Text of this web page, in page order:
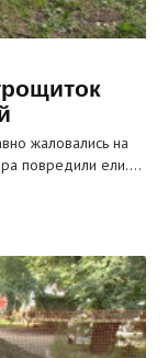
жаловались на
повредили ели.…